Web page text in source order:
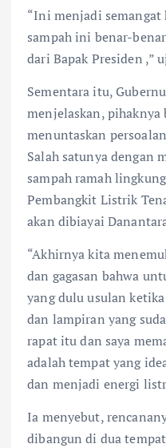
“Ini menjadi semangat
sampah ini benar-
dari Bapak Presiden ,”
Sementara itu,
menjelaskan,
menuntaskan
Salah satunya dengan
sampah ramah
Pembangkit Listrik
akan dibiayai
“Akhirnya kita
dan gagasan bahwa
yang dulu usulan
dan lampiran yang
rapat itu dan saya
adalah tempat yang
dan menjadi energi
Ia menyebut,
dibangun di dua